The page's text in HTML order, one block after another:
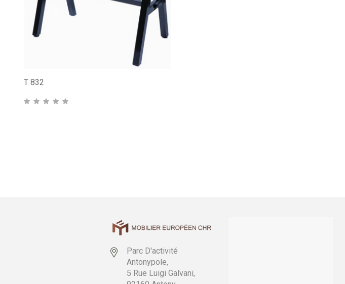
T 832
Parc D'activité
Antonypole,
5 Rue Luigi Galvani,